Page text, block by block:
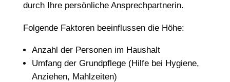
durch Ihre persönliche Ansprechpartnerin.
Folgende Faktoren beeinflussen die Höhe:
Anzahl der Personen im Haushalt
Umfang der Grundpflege (Hilfe bei Hygiene,
Anziehen, Mahlzeiten)